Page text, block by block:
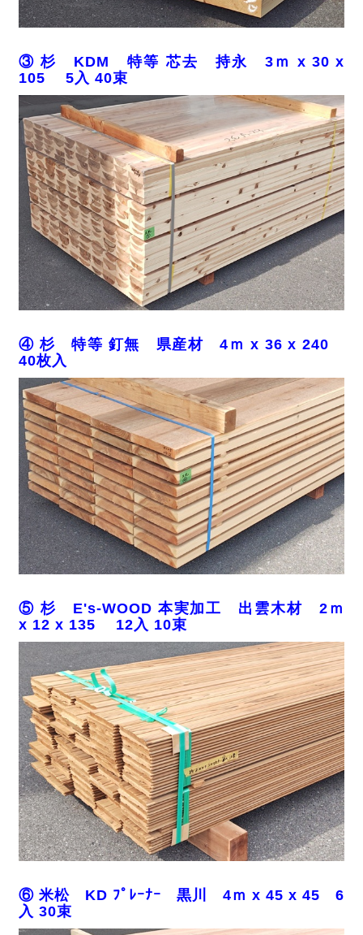
③ 杉 KDM 特等 芯去 持永 3ｍ x 30 x
105 5入 40束
④ 杉 特等 釘無 県産材 4ｍ x 36 x 240
40枚入
⑤ 杉 E's-WOOD 本実加工 出雲木材 2ｍ
x 12 x 135 12入 10束
⑥ 米松 KD ﾌﾟﾚｰﾅｰ 黒川 4ｍ x 45 x 45 6
入 30束